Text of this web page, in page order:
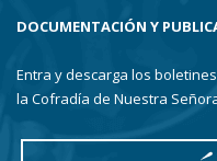
DOCUMENTACIÓN Y
Entra y descarga los
la Cofradía de Nuestra